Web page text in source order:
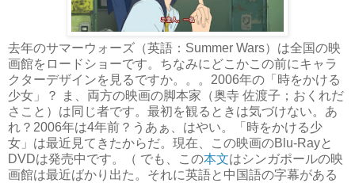
去年のサマーウォーズ（英語：Summer Wars）は全国の映
画館をロードショーです。 ちなみにどこかこの前にキャラ
クターデザインを見るですか。。。2006年の「時をかける
少女」？ ま、両方の映画の脚本家（奥寺 佐渡子；おくれだ
さこと）は同じ者です。 最初を観るときは気づけない。あ
れ？2006年は4年前？うあぁ、はやい。
「時をかける少
女」は最近見てきたからだ。現在、この映画のBlu-Rayと
DVDは発売中です。
（ でも、この本文はシンガポールの映
画館は最近ばかり出た。それに英語と中国語の字幕がある